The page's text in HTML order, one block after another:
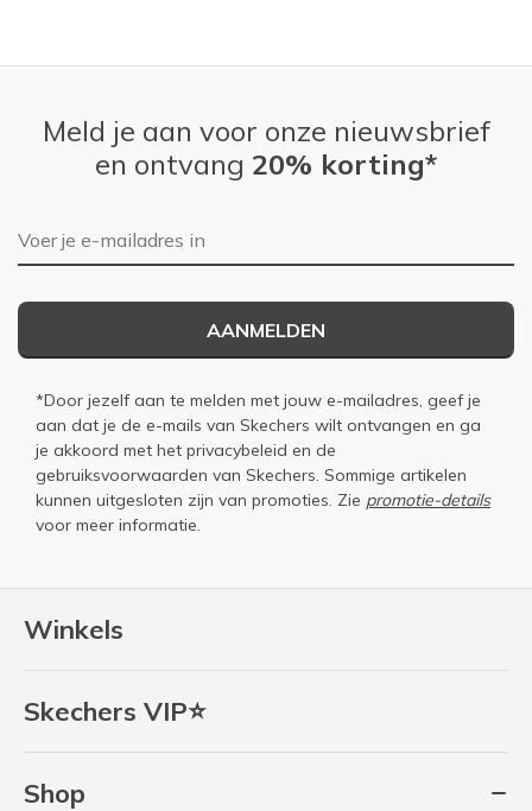
Winkels
Skechers VIP⭐
Shop
Meld je aan voor onze nieuwsbrief
en ontvang 20% korting*
E-mailadres
AANMELDEN
*Door jezelf aan te melden met jouw e-mailadres, geef je
aan dat je de e-mails van Skechers wilt ontvangen en ga
je akkoord met het privacybeleid en de
gebruiksvoorwaarden van Skechers. Sommige artikelen
kunnen uitgesloten zijn van promoties. Zie promotie-details
voor meer informatie.